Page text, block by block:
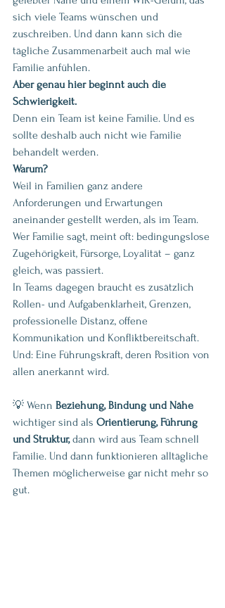
sich viele Teams wünschen und
zuschreiben. Und dann kann sich die
tägliche Zusammenarbeit auch mal wie
Familie anfühlen.
Aber genau hier beginnt auch die
Schwierigkeit.
Denn ein Team ist keine Familie. Und es
sollte deshalb auch nicht wie Familie
behandelt werden.
Warum?
Weil in Familien ganz andere
Anforderungen und Erwartungen
aneinander gestellt werden, als im Team.
Wer Familie sagt, meint oft: bedingungslose
Zugehörigkeit, Fürsorge, Loyalität – ganz
gleich, was passiert.
In Teams dagegen braucht es zusätzlich
Rollen- und Aufgabenklarheit, Grenzen,
professionelle Distanz, offene
Kommunikation und Konfliktbereitschaft.
Und: Eine Führungskraft, deren Position von
allen anerkannt wird.
💡 Wenn Beziehung, Bindung und Nähe
wichtiger sind als Orientierung, Führung
und Struktur, dann wird aus Team schnell
Familie. Und dann funktionieren alltägliche
Themen möglicherweise gar nicht mehr so
gut.